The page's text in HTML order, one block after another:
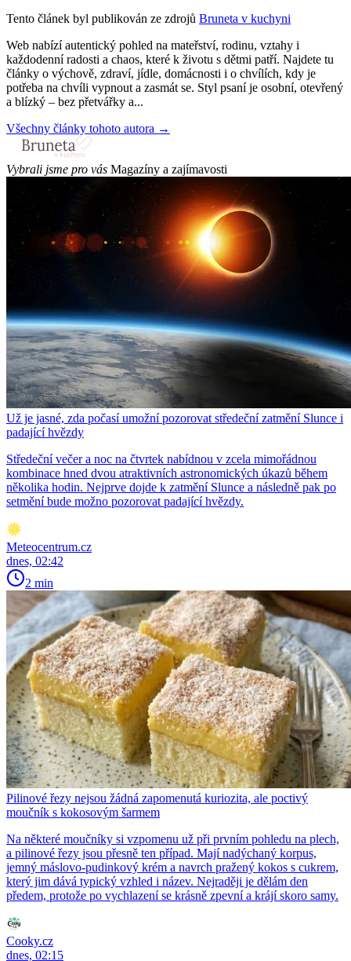
Tento článek byl publikován ze zdrojů Bruneta v kuchyni
Web nabízí autentický pohled na mateřství, rodinu, vztahy i
každodenní radosti a chaos, které k životu s dětmi patří. Najdete tu
články o výchově, zdraví, jídle, domácnosti i o chvílích, kdy je
potřeba na chvíli vypnout a zasmát se. Styl psaní je osobní, otevřený
a blízký – bez přetvářky a...
Všechny články tohoto autora →
Vybrali jsme pro vás Magazíny a zajímavosti
Už je jasné, zda počasí umožní pozorovat středeční zatmění Slunce i
padající hvězdy
Středeční večer a noc na čtvrtek nabídnou v zcela mimořádnou
kombinace hned dvou atraktivních astronomických úkazů během
několika hodin. Nejprve dojde k zatmění Slunce a následně pak po
setmění bude možno pozorovat padající hvězdy.
Meteocentrum.cz
dnes, 02:42
2 min
Pilinové řezy nejsou žádná zapomenutá kuriozita, ale poctivý
moučník s kokosovým šarmem
Na některé moučníky si vzpomenu už při prvním pohledu na plech,
a pilinové řezy jsou přesně ten případ. Mají nadýchaný korpus,
jemný máslovo-pudinkový krém a navrch pražený kokos s cukrem,
který jim dává typický vzhled i název. Nejraději je dělám den
předem, protože po vychlazení se krásně zpevní a krájí skoro samy.
Cooky.cz
dnes, 02:15